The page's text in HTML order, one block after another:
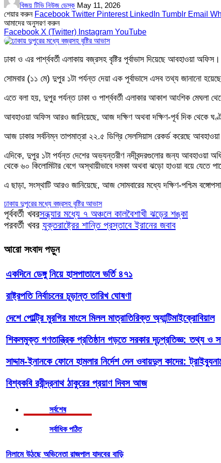
বিজয় টিভি নিউজ ডেস্ক May 11, 2026
শেয়ার করুন Facebook Twitter Pinterest LinkedIn Tumblr Email
আমাদের অনুসরণ করুন
Facebook X (Twitter) Instagram YouTube
ঢাকা ও এর পার্শ্ববর্তী এলাকায় বজ্রসহ বৃষ্টির পূর্বাভাস দিয়েছে আবহাওয়া
সোমবার (১১ মে) দুপুর ১টা পর্যন্ত দেয়া এক পূর্বাভাসে এসব তথ্য জানানো
এতে বলা হয়, দুপুর পর্যন্ত ঢাকা ও পার্শ্ববর্তী এলাকার আকাশ আংশিক মেঘলা
আবহাওয়া অফিস আরও জানিয়েছে, আজ দক্ষিণ অথবা দক্ষিণ-পূর্ব দিক থেকে
আজ ঢাকার সর্বনিম্ন তাপমাত্রা ২২.৫ ডিগ্রি সেলসিয়াস রেকর্ড করেছে
এদিকে, দুপুর ১টা পর্যন্ত দেশের অভ্যন্তরীণ নদীবন্দরগুলোর জন্য আবহাওয়া
থেকে ৬০ কিলোমিটার বেগে অস্থায়ীভাবে দমকা অথবা ঝড়ো হাওয়া বয়ে যেতে
এ ছাড়া, সংস্থাটি আরও জানিয়েছে, আজ সোমবারের মধ্যে দক্ষিণ-পশ্চিম
ঢাকায় দুপুরের মধ্যে বজ্রসহ বৃষ্টির আভাস
পূর্ববর্তী খবরসন্ধ্যার মধ্যে ৭ অঞ্চলে কালবৈশাখী ঝড়ের শঙ্কা
পরবর্তী খবর যুক্তরাষ্ট্রের শান্তি প্রস্তাবে ইরানের জবাব
আরো সংবাদ পড়ুন
একদিনে ডেঙ্গু নিয়ে হাসপাতালে ভর্তি ৪৭১
রাষ্ট্রপতি নির্বাচনের চূড়ান্ত তারিখ ঘোষণা
দেশে পোল্ট্রি মুরগির মাংসে মিলল মাত্রাতিরিক্ত অ্যান্টিমাইক্রোবিয়াল
শিকলমুক্ত গণতান্ত্রিক প্রতিষ্ঠান গড়তে সরকার দৃঢ়প্রতিজ্ঞ: তথ্য ও
সাদ্দাম-ইনানকে ফোনে হামলার নির্দেশ দেন ওবায়দুল কাদের:
বিশ্বকবি রবীন্দ্রনাথ ঠাকুরের প্রয়াণ দিবস আজ
সর্বশেষ
সর্বাধিক পঠিত
নিলামে উঠছে অভিনেতা রাজপাল যাদবের বাড়ি